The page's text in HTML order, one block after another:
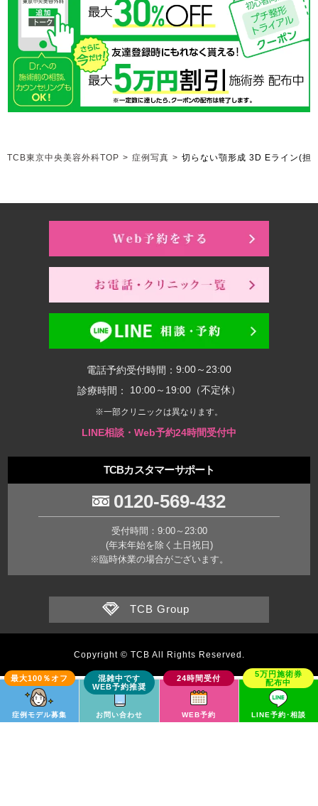
TCB東京中央美容外科TOP > 症例写真 > 切らない顎形成 3D Eライン(担
電話予約受付時間： 9:00～23:00
診療時間：
10:00～19:00（不定休）
※一部クリニックは異なります。
LINE相談・Web予約24時間受付中
TCBカスタマーサポート
0120-569-432
受付時間：9:00～23:00
(年末年始を除く土日祝日)
※臨時休業の場合がございます。
TCB Group
症例モデル募集 お問い合わせ WEB予約 LINE予約･相談
Copyright © TCB All Rights Reserved.